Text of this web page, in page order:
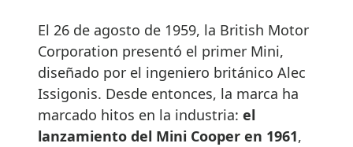
El 26 de agosto de 1959, la British Motor
Corporation presentó el primer Mini,
diseñado por el ingeniero británico Alec
Issigonis. Desde entonces, la marca ha
marcado hitos en la industria: el
lanzamiento del Mini Cooper en 1961,